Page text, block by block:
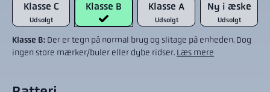
Klasse C
Udsolgt
Klasse B Klasse A
Udsolgt
Ny i æske
Udsolgt
Klasse B: Der er tegn på normal brug og slitage på enheden. Dog
ingen store mærker/buler eller dybe ridser. Læs mere